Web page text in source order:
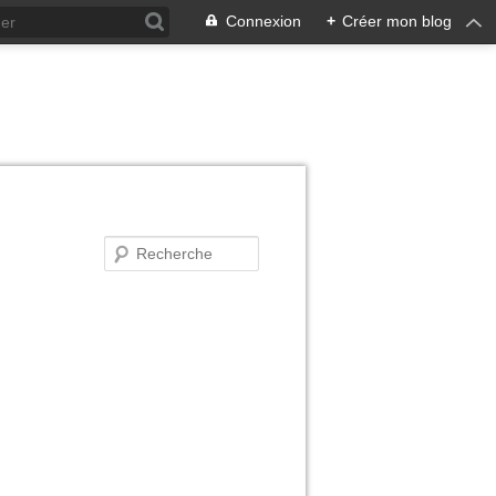
Connexion + Créer mon blog